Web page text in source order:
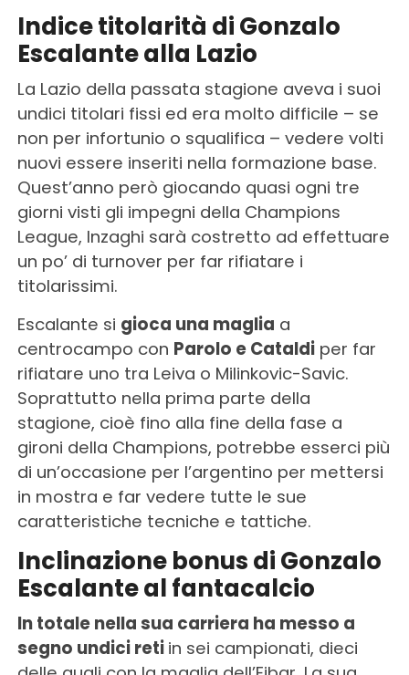
Indice titolarità di Gonzalo
Escalante alla Lazio
La Lazio della passata stagione aveva i suoi
undici titolari fissi ed era molto difficile – se
non per infortunio o squalifica – vedere volti
nuovi essere inseriti nella formazione base.
Quest’anno però giocando quasi ogni tre
giorni visti gli impegni della Champions
League, Inzaghi sarà costretto ad effettuare
un po’ di turnover per far rifiatare i
titolarissimi.
Escalante si gioca una maglia a
centrocampo con Parolo e Cataldiper far
rifiatare uno tra Leiva o Milinkovic-Savic.
Soprattutto nella prima parte della
stagione, cioè fino alla fine della fase a
gironi della Champions, potrebbe esserci più
di un’occasione per l’argentino per mettersi
in mostra e far vedere tutte le sue
caratteristiche tecniche e tattiche.
Inclinazione bonus di Gonzalo
Escalante al fantacalcio
In totale nella sua carriera ha messo a
segno undici reti in sei campionati, dieci